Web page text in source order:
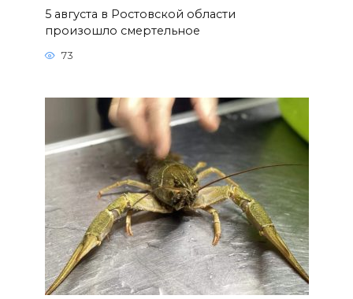
5 августа в Ростовской области
произошло смертельное
73